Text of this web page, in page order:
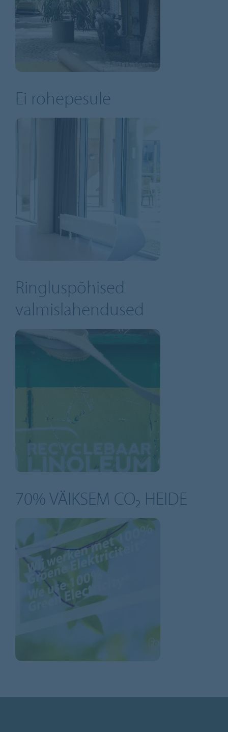
Ei rohepesule
Ringluspõhised
valmislahendused
70% VÄIKSEM CO₂ HEIDE